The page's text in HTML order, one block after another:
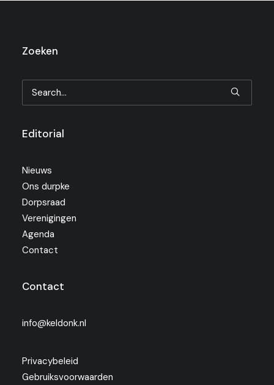
Zoeken
Editorial
Nieuws
Ons durpke
Dorpsraad
Verenigingen
Agenda
Contact
Contact
info@keldonk.nl
Privacybeleid
Gebruiksvoorwaarden